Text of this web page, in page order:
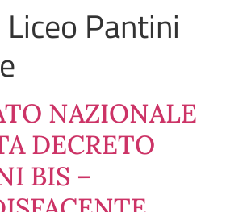
Liceo Pantini
NAZIONALE
DECRETO
BIS –